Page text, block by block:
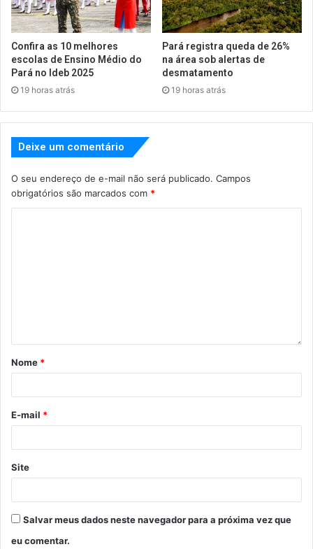
Confira as 10 melhores
escolas de Ensino Médio do
Pará no Ideb 2025
19 horas atrás
Pará registra queda de 26%
na área sob alertas de
desmatamento
19 horas atrás
Deixe um comentário
O seu endereço de e-mail não será publicado. Campos
obrigatórios são marcados com *
Nome *
E-mail *
Site
Salvar meus dados neste navegador para a próxima vez que
eu comentar.